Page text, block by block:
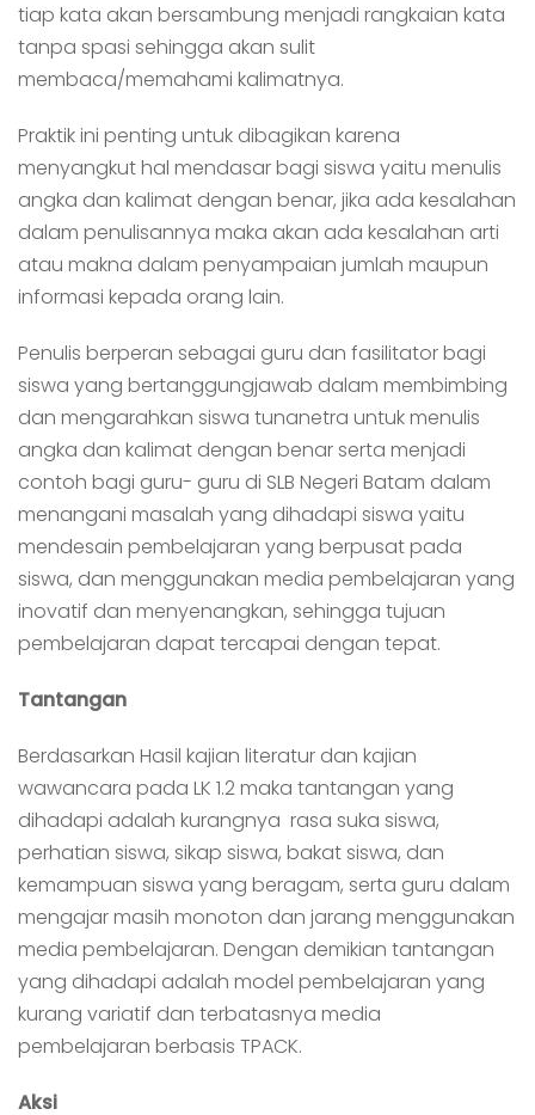
tiap kata akan bersambung menjadi rangkaian kata
tanpa spasi sehingga akan sulit
membaca/memahami kalimatnya.
Praktik ini penting untuk dibagikan karena
menyangkut hal mendasar bagi siswa yaitu menulis
angka dan kalimat dengan benar, jika ada kesalahan
dalam penulisannya maka akan ada kesalahan arti
atau makna dalam penyampaian jumlah maupun
informasi kepada orang lain.
Penulis berperan sebagai guru dan fasilitator bagi
siswa yang bertanggungjawab dalam membimbing
dan mengarahkan siswa tunanetra untuk menulis
angka dan kalimat dengan benar serta menjadi
contoh bagi guru- guru di SLB Negeri Batam dalam
menangani masalah yang dihadapi siswa yaitu
mendesain pembelajaran yang berpusat pada
siswa, dan menggunakan media pembelajaran yang
inovatif dan menyenangkan, sehingga tujuan
pembelajaran dapat tercapai dengan tepat.
Tantangan
Berdasarkan Hasil kajian literatur dan kajian
wawancara pada LK 1.2 maka tantangan yang
dihadapi adalah kurangnya rasa suka siswa,
perhatian siswa, sikap siswa, bakat siswa, dan
kemampuan siswa yang beragam, serta guru dalam
mengajar masih monoton dan jarang menggunakan
media pembelajaran. Dengan demikian tantangan
yang dihadapi adalah model pembelajaran yang
kurang variatif dan terbatasnya media
pembelajaran berbasis TPACK.
Aksi